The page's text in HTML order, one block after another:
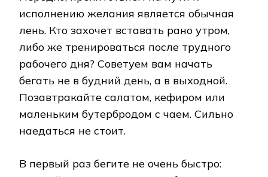
исполнению желания является обычная
лень. Кто захочет вставать рано утром,
либо же тренироваться после трудного
рабочего дня? Советуем вам начать
бегать не в будний день, а в выходной.
Позавтракайте салатом, кефиром или
маленьким бутербродом с чаем. Сильно
наедаться не стоит.
В первый раз бегите не очень быстро: